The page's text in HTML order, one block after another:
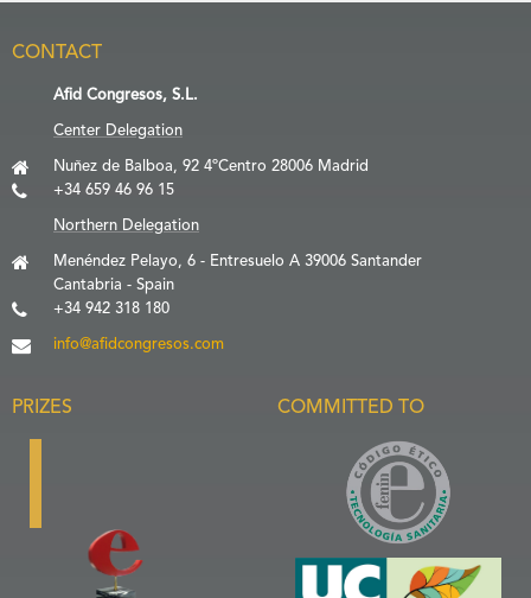
CONTACT
Afid Congresos, S.L.
Center Delegation
Nuñez de Balboa, 92 4ºCentro 28006 Madrid
+34 659 46 96 15
Northern Delegation
Menéndez Pelayo, 6 - Entresuelo A 39006 Santander
Cantabria - Spain
+34 942 318 180
info@afidcongresos.com
PRIZES COMMITTED TO